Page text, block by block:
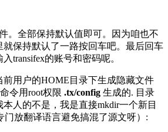
。全部保持默认值即可。因为咱也不
保持默认了一路按回车吧。最后回车
transifex的账号和密码呢。
用户的HOME目录下生成隐藏文件
令用root权限 .tx/config 生成的. 目录
人的不是，我是直接mkdir一个新目
门放翻译语言避免搞混了源文呀）: